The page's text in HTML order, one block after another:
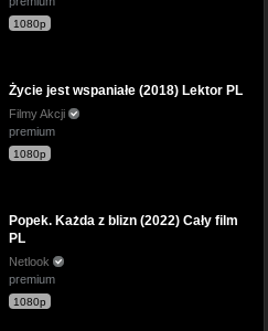
1080p
Życie jest wspaniałe (2018) Lektor PL
Filmy Akcji
premium
1080p
Popek. Każda z blizn (2022) Cały film
PL
Netlook
premium
1080p